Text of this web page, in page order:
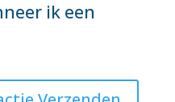
ik een